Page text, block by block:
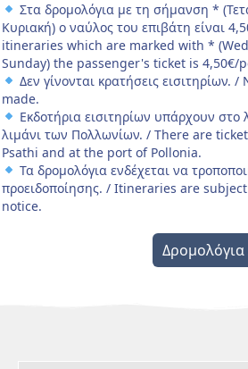
Στα δρομολόγια με τη σήμανση *
Κυριακή) ο ναύλος του επιβάτη είναι
itineraries which are marked with *
Sunday) the passenger's ticket is 4,50€/
Δεν γίνονται κρατήσεις
made.
Εκδοτήρια εισιτηρίων υπάρχουν στο
λιμάνι των Πολλωνίων. / There are
Psathi and at the port of Pollonia.
Τα δρομολόγια ενδέχεται να
προειδοποίησης. / Itineraries are
notice.